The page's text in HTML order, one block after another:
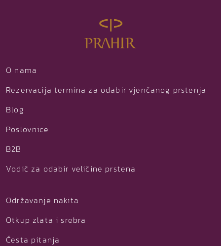
O nama
Rezervacija termina za odabir vjenčanog prstenja
Blog
Poslovnice
B2B
Vodič za odabir veličine prstena
Održavanje nakita
Otkup zlata i srebra
Česta pitanja